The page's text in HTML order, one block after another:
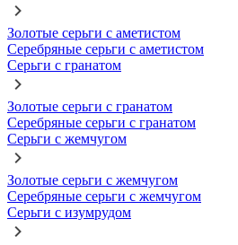
Золотые серьги с аметистом
Серебряные серьги с аметистом
Серьги с гранатом
Золотые серьги с гранатом
Серебряные серьги с гранатом
Серьги с жемчугом
Золотые серьги с жемчугом
Серебряные серьги с жемчугом
Серьги с изумрудом